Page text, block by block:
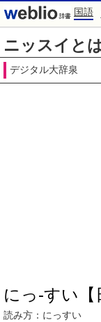
国語
ニッスイと
デジタル大辞泉
にっ‐すい【
読み方：にっすい